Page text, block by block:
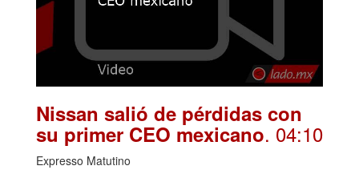
Nissan salió de pérdidas con
su primer CEO mexicano. 04:10
Expresso Matutino